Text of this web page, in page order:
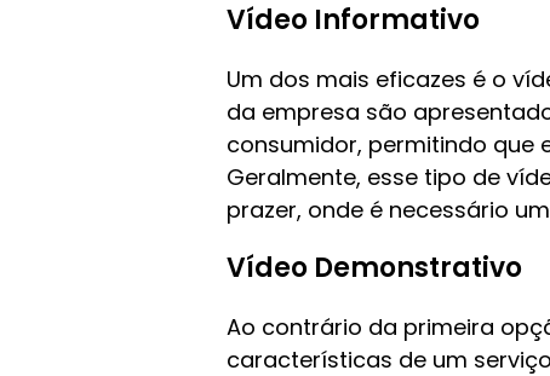
Vídeo Informativo
Um dos mais eficazes é o
da empresa são
consumidor, permitindo que
Geralmente, esse tipo de
prazer, onde é necessário
Vídeo Demonstrativo
Ao contrário da primeira
características de um